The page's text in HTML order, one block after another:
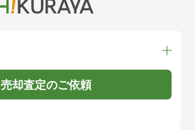
売却査定のご依頼